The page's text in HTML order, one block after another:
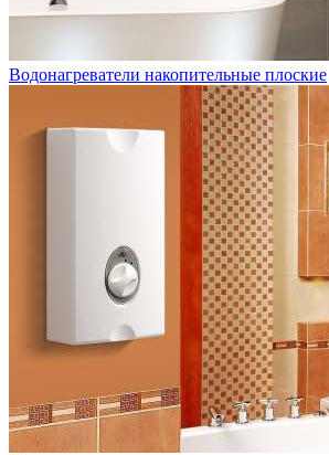
Водонагреватели накопительные плоские